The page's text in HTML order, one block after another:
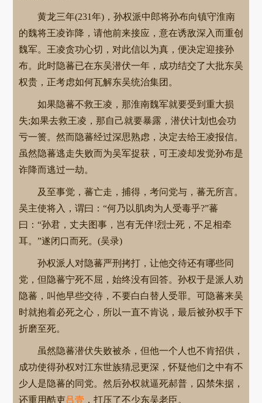
黄龙三年(231年)，孙权派中郎将孙布向镇守淮南
的魏将王凌诈降，请他前来接应，意在诱敌深入而重创
魏军。王凌贪功心切，对此信以为真，便决定迎接孙
布。此时隐蕃已在东吴潜伏一年，成功结交了大批东吴
权贵，正考虑如何瓦解东吴统治集团。
如果隐蕃不救王凌，那淮南魏军就要受到重大损
失;如果去救王凌，那自己就要暴露，潜伏计划也会功
亏一篑。然而隐蕃经过深思熟虑，决定去给王凌报信。
虽然隐蕃逃走失败而为吴军捉获，可王凌却发觉孙布是
诈降而逃过一劫。
及至事觉，蕃亡走，捕得，考问党与，蕃无所言。
吴主使将入，谓曰：“何乃以肌肉为人受毒乎?”蕃
曰：“孙君，丈夫图事，岂有无伴!烈士死，不足相牵
耳。”遂闭口而死。(吴录)
孙权派人对隐蕃严刑拷打，让他交待还有哪些同
党，但隐蕃宁死不屈，始终没有回答。孙权于是派人劝
隐蕃，叫他早些交待，不要白白替人受罪。可隐蕃来吴
时就抱着必死之心，所以一直不肯说，最后被孙权手下
折磨至死。
虽然隐蕃潜伏失败被杀，但他一个人也不肯招供，
成功使得孙权对江东世族猜忌更深，怀疑他们之中有不
少人是隐蕃的同党。然后孙权就逼死郝普，囚禁朱据，
还重用酷吏吕壹 ，打压了不少东吴老臣。